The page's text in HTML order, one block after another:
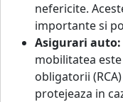
nefericite.
importante si
Asigurari auto:
mobilitatea
obligatorii
protejeaza in